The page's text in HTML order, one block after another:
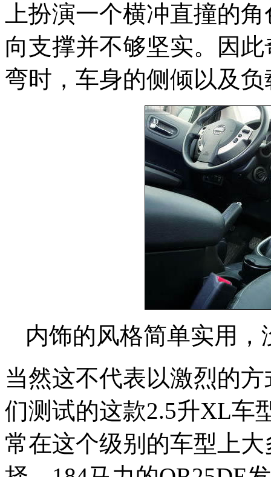
上扮演一个横冲直撞的
向支撑并不够坚实。因
弯时，车身的侧倾以及
内饰的风格简单实用
当然这不代表以激烈的
们测试的这款2.5升XL车
常在这个级别的车型上